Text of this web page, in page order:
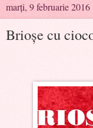
marți, 9 februarie 2016
Brioșe cu